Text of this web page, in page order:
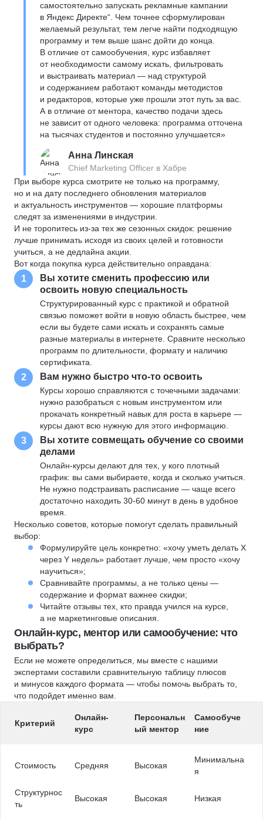
самостоятельно запускать рекламные кампании
в Яндекс Директе“. Чем точнее сформулирован
желаемый результат, тем легче найти подходящую
программу и тем выше шанс дойти до конца.
В отличие от самообучения, курс избавляет
от необходимости самому искать, фильтровать
и выстраивать материал — над структурой
и содержанием работают команды методистов
и редакторов, которые уже прошли этот путь за вас.
А в отличие от ментора, качество подачи здесь
не зависит от одного человека: программа отточена
на тысячах студентов и постоянно улучшается»
Анна Линская
Chief Marketing Officer в Хабре
При выборе курса смотрите не только на программу,
но и на дату последнего обновления материалов
и актуальность инструментов — хорошие платформы
следят за изменениями в индустрии.
И не торопитесь из-за тех же сезонных скидок: решение
лучше принимать исходя из своих целей и готовности
учиться, а не дедлайна акции.
Вот когда покупка курса действительно оправдана:
1
Вы хотите сменить профессию или
освоить новую специальность
Структурированный курс с практикой и обратной
связью поможет войти в новую область быстрее, чем
если вы будете сами искать и сохранять самые
разные материалы в интернете. Сравните несколько
программ по длительности, формату и наличию
сертификата.
2 Вам нужно быстро что-то освоить
Курсы хорошо справляются с точечными задачами:
нужно разобраться с новым инструментом или
прокачать конкретный навык для роста в карьере —
курсы дают всю нужную для этого информацию.
3
Вы хотите совмещать обучение со своими
делами
Онлайн-курсы делают для тех, у кого плотный
график: вы сами выбираете, когда и сколько учиться.
Не нужно подстраивать расписание — чаще всего
достаточно находить 30-60 минут в день в удобное
время.
Несколько советов, которые помогут сделать правильный
выбор:
Формулируйте цель конкретно: «хочу уметь делать X
через Y недель» работает лучше, чем просто «хочу
научиться»;
Сравнивайте программы, а не только цены —
содержание и формат важнее скидки;
Читайте отзывы тех, кто правда учился на курсе,
а не маркетинговые описания.
Онлайн-курс, ментор или самообучение: что
выбрать?
Если не можете определиться, мы вместе с нашими
экспертами составили сравнительную таблицу плюсов
и минусов каждого формата — чтобы помочь выбрать то,
что подойдет именно вам.
Критерий
Онлайн-
курс
Персональн
ый ментор
Самообуче
ние
Стоимость Средняя Высокая
Минимальна
я
Структурнос
ть
Высокая Высокая Низкая